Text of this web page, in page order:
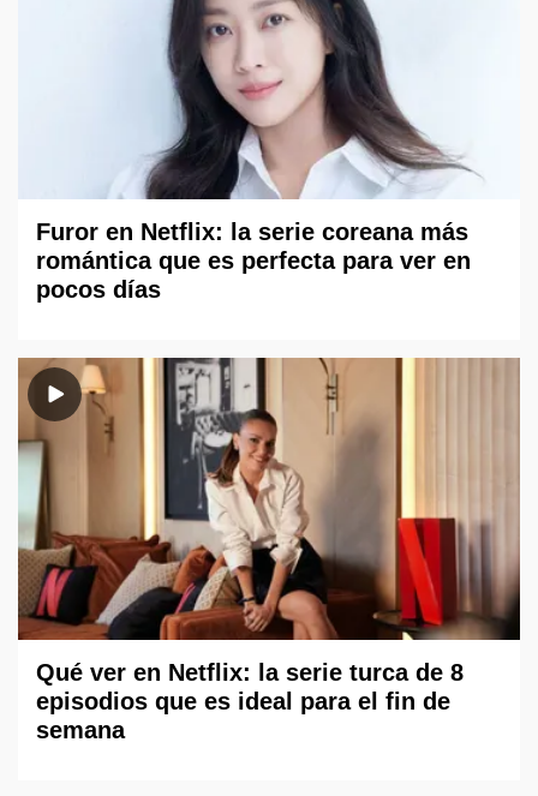
Furor en Netflix: la serie coreana más
romántica que es perfecta para ver en
pocos días
Qué ver en Netflix: la serie turca de 8
episodios que es ideal para el fin de
semana